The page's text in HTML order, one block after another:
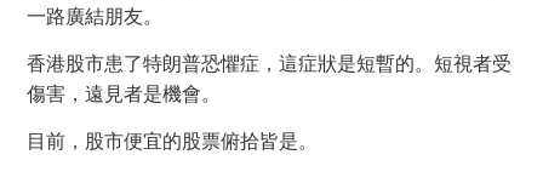
一路廣結朋友。
香港股市患了特朗普恐懼症，這症狀是短暫的。短視者受
傷害，遠見者是機會。
目前，股市便宜的股票俯拾皆是。